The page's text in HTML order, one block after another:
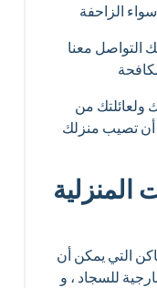
الزاحفة
التواصل معنا
ولعائلتك من
أن تصيب منزلك
التي يمكن أن
للسجاد ، و